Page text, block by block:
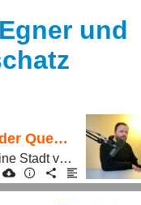
und
Staffel 9 Folge 1 - Elmar Egner und der Quedlinburger Domschatz
Ein verlorener Schatz, starke Frauen und eine Stadt voller Geschichte